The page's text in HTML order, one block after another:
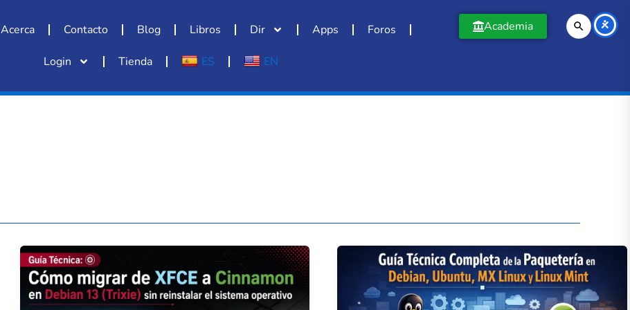
Acerca Contacto Blog Libros Dir Apps Foros
Login Tienda ES EN
Academia
Guía
Técnica:
Cómo
migrar
de
XFCE
Guía
técnica
completa
de
la
paquetería